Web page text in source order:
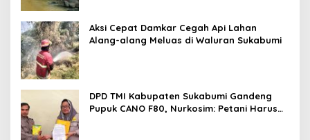
Aksi Cepat Damkar Cegah Api Lahan
Alang-alang Meluas di Waluran Sukabumi
DPD TMI Kabupaten Sukabumi Gandeng
Pupuk CANO F80, Nurkosim: Petani Harus